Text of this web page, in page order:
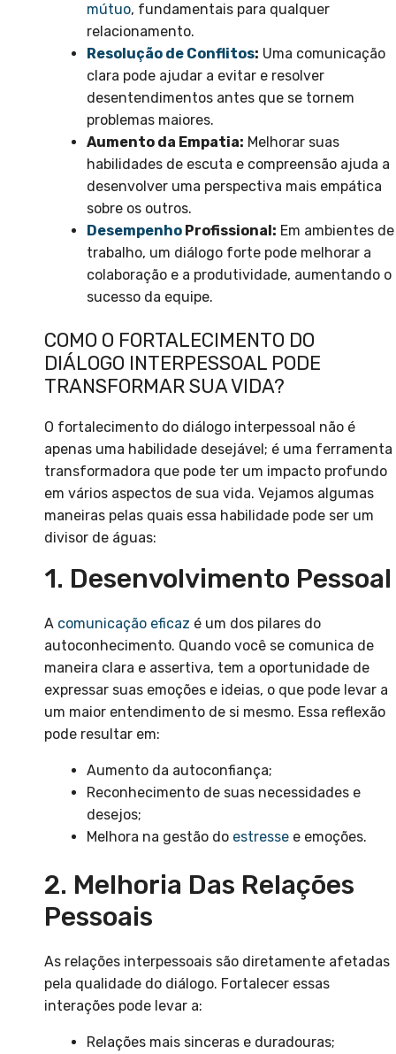
mútuo, fundamentais para qualquer
relacionamento.
Resolução de Conflitos: Uma comunicação
clara pode ajudar a evitar e resolver
desentendimentos antes que se tornem
problemas maiores.
Aumento da Empatia: Melhorar suas
habilidades de escuta e compreensão ajuda a
desenvolver uma perspectiva mais empática
sobre os outros.
Desempenho Profissional: Em ambientes de
trabalho, um diálogo forte pode melhorar a
colaboração e a produtividade, aumentando o
sucesso da equipe.
COMO O FORTALECIMENTO DO
DIÁLOGO INTERPESSOAL PODE
TRANSFORMAR SUA VIDA?
O fortalecimento do diálogo interpessoal não é
apenas uma habilidade desejável; é uma ferramenta
transformadora que pode ter um impacto profundo
em vários aspectos de sua vida. Vejamos algumas
maneiras pelas quais essa habilidade pode ser um
divisor de águas:
1. Desenvolvimento Pessoal
A comunicação eficaz é um dos pilares do
autoconhecimento. Quando você se comunica de
maneira clara e assertiva, tem a oportunidade de
expressar suas emoções e ideias, o que pode levar a
um maior entendimento de si mesmo. Essa reflexão
pode resultar em:
Aumento da autoconfiança;
Reconhecimento de suas necessidades e
desejos;
Melhora na gestão do estresse e emoções.
2. Melhoria Das Relações
Pessoais
As relações interpessoais são diretamente afetadas
pela qualidade do diálogo. Fortalecer essas
interações pode levar a:
Relações mais sinceras e duradouras;